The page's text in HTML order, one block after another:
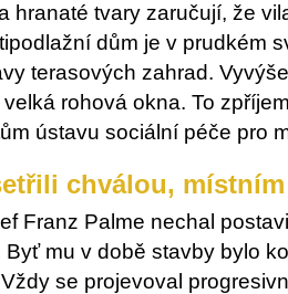
hranaté tvary zaručují, že
dům je v prudkém
terasových zahrad.
rohová okna. To
ústavu sociální péče pro
chválou,
Franz Palme nechal
mu v době stavby bylo
se projevoval